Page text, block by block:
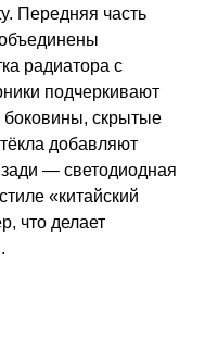
Передняя часть
радиатора с
подчеркивают
скрытые
добавляют
— светодиодная
«китайский
что делает